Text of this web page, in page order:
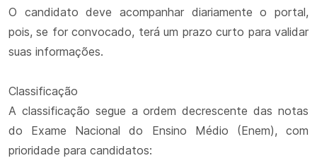
O candidato deve acompanhar diariamente o portal,
pois, se for convocado, terá um prazo curto para validar
suas informações.
Classificação
A classificação segue a ordem decrescente das notas
do Exame Nacional do Ensino Médio (Enem), com
prioridade para candidatos: